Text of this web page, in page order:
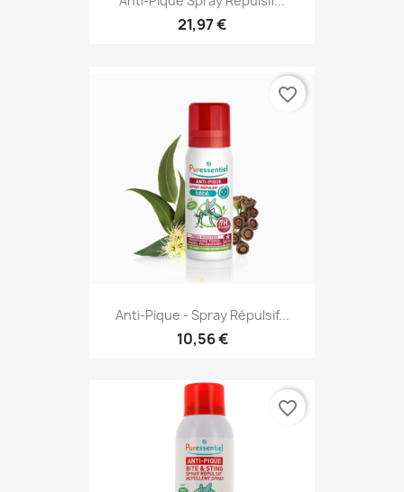
21,97 €
Anti-Pique - Spray Répulsif...
10,56 €
favorite_border
favorite_border